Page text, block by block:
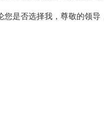
是否选择我，尊敬的领导